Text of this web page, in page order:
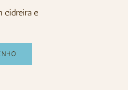
cidreira e